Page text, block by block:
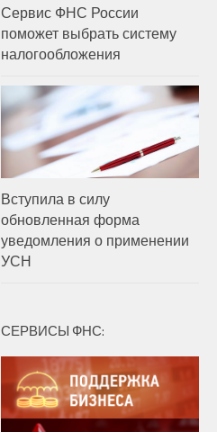
Сервис ФНС России
поможет выбрать систему
налогообложения
Вступила в силу
обновленная форма
уведомления о применении
УСН
СЕРВИСЫ ФНС: